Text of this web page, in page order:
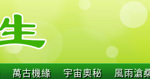
萬古機緣 宇宙奧秘 風雨滄